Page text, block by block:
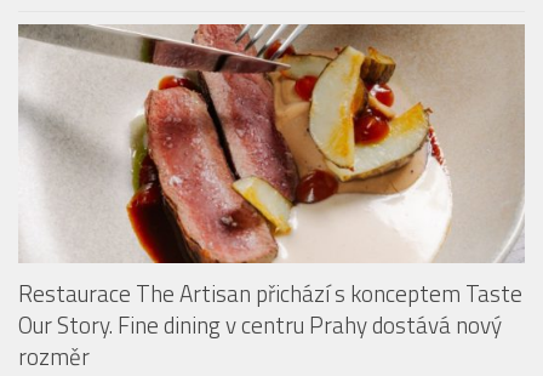
Restaurace The Artisan přichází s konceptem Taste
Our Story. Fine dining v centru Prahy dostává nový
rozměr